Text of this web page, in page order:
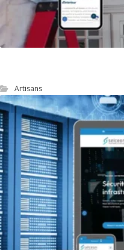
Artisans